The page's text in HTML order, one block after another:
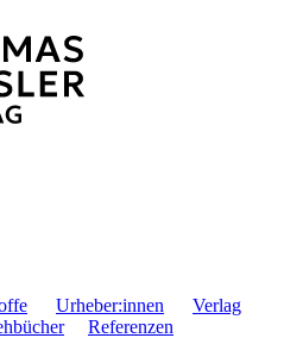
Urheber:innen
Verlag
Referenzen